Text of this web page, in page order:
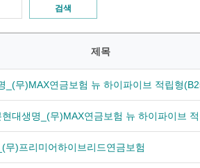
검색
제목
_(무)MAX연금보험 뉴 하이파이브 적립형
현대생명_(무)MAX연금보험 뉴 하이파이브
무)프리미어하이브리드연금보험